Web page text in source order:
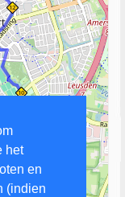
het
en
(indien